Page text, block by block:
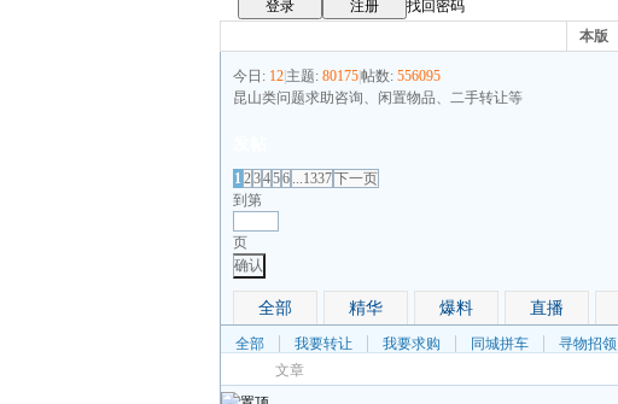
登录 注册
找回密码
本版
今日: 12 主题: 80175帖数: 556095
昆山类问题求助咨询、闲置物品、二手转让等
123456 ...1337下一页
到第
页
确认
全部 精华 爆料 直播
全部 我要转让 我要求购 同城拼车 寻物招领
文章